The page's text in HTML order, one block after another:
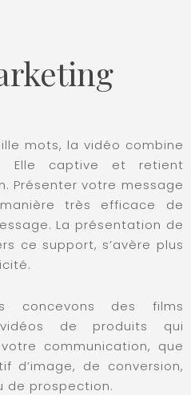
mots, la vidéo combine
Elle captive et retient
Présenter votre message
très efficace de
La présentation de
ce support, s’avère plus
concevons des films
de produits qui
communication, que
d’image, de conversion,
de prospection.